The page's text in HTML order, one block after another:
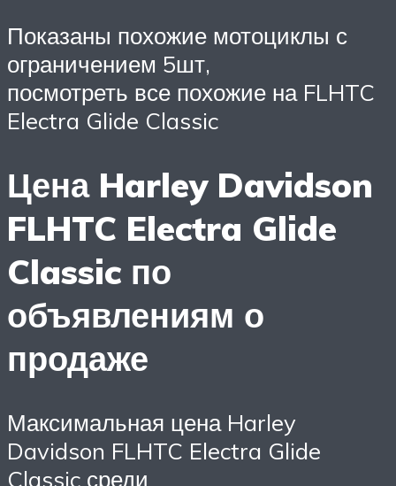
Показаны похожие мотоциклы с
ограничением 5шт,
посмотреть все похожие на FLHTC
Electra Glide Classic
Цена Harley Davidson
FLHTC Electra Glide
Classic по
объявлениям о
продаже
Максимальная цена Harley
Davidson FLHTC Electra Glide
Classic среди